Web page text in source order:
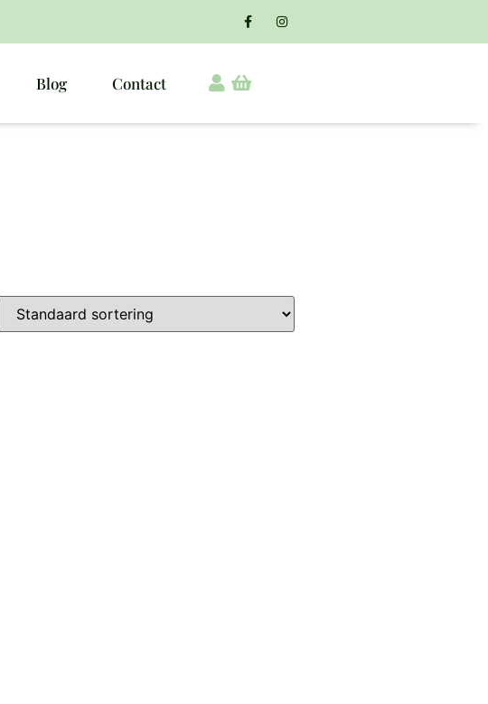
Blog Contact